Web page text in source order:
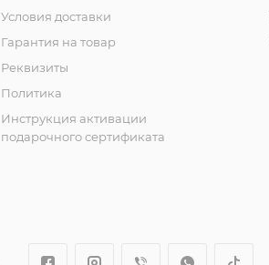
Условия доставки
Гарантия на товар
Реквизиты
Политика
Инструкция активации
подарочного сертификата